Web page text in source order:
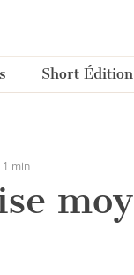
Short Édition
1 min
moy